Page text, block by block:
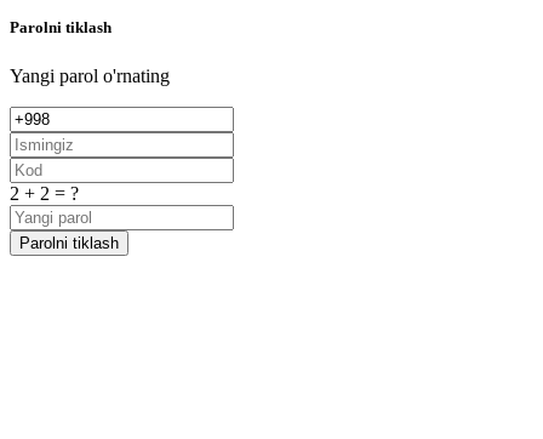
Parolni tiklash
Yangi parol o'rnating
2 + 2 = ?
Parolni tiklash